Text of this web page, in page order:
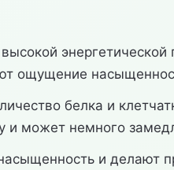
ощущение
белка и
и может немного
и делают